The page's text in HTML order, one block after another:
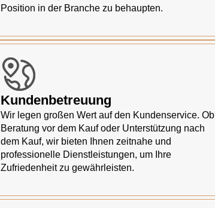
Position in der Branche zu behaupten.
Kundenbetreuung
Wir legen großen Wert auf den Kundenservice. Ob
Beratung vor dem Kauf oder Unterstützung nach
dem Kauf, wir bieten Ihnen zeitnahe und
professionelle Dienstleistungen, um Ihre
Zufriedenheit zu gewährleisten.